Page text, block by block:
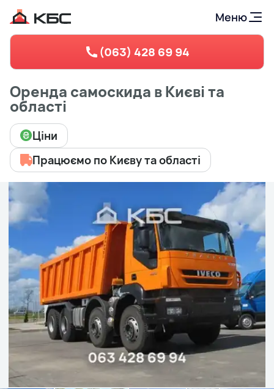
Меню
(063) 428 69 94
Оренда самоскида в Києві та
області
Ціни
Працюємо по Києву та області